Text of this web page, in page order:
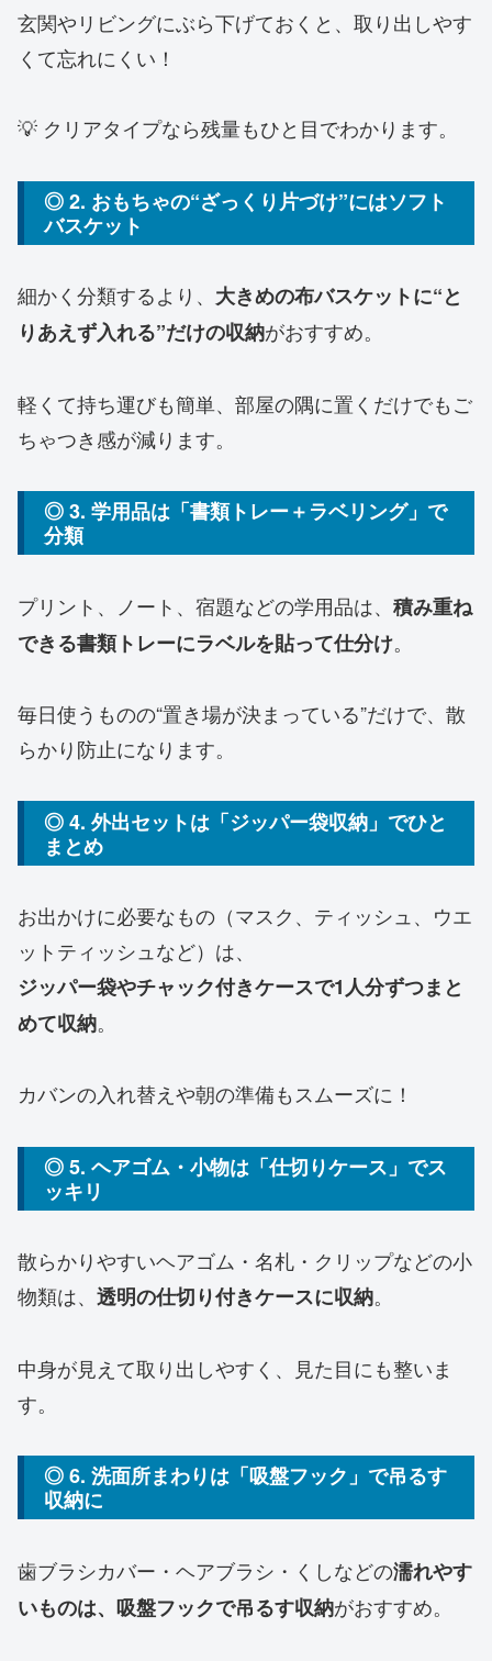
玄関やリビングにぶら下げておくと、取り出しやす
くて忘れにくい！
💡 クリアタイプなら残量もひと目でわかります。
◎ 2. おもちゃの“ざっくり片づけ”にはソフト
バスケット
細かく分類するより、 大きめの布バスケットに“と
りあえず入れる”だけの収納がおすすめ。
軽くて持ち運びも簡単、部屋の隅に置くだけでもご
ちゃつき感が減ります。
◎ 3. 学用品は「書類トレー＋ラベリング」で
分類
プリント、ノート、宿題などの学用品は、 積み重ね
できる書類トレーにラベルを貼って仕分け。
毎日使うものの“置き場が決まっている”だけで、散
らかり防止になります。
◎ 4. 外出セットは「ジッパー袋収納」でひと
まとめ
お出かけに必要なもの（マスク、ティッシュ、ウエ
ットティッシュなど）は、
ジッパー袋やチャック付きケースで1人分ずつまと
めて収納。
カバンの入れ替えや朝の準備もスムーズに！
◎ 5. ヘアゴム・小物は「仕切りケース」でス
ッキリ
散らかりやすいヘアゴム・名札・クリップなどの小
物類は、 透明の仕切り付きケースに収納。
中身が見えて取り出しやすく、見た目にも整いま
す。
◎ 6. 洗面所まわりは「吸盤フック」で吊るす
収納に
歯ブラシカバー・ヘアブラシ・くしなどの濡れやす
いものは、吸盤フックで吊るす収納がおすすめ。